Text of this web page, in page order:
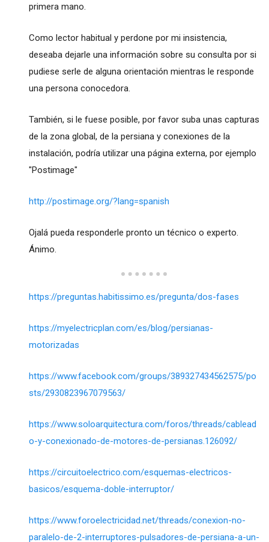
primera mano.
Como lector habitual y perdone por mi insistencia,
deseaba dejarle una información sobre su consulta por si
pudiese serle de alguna orientación mientras le responde
una persona conocedora.
También, si le fuese posible, por favor suba unas capturas
de la zona global, de la persiana y conexiones de la
instalación, podría utilizar una página externa, por ejemplo
"Postimage"
http://postimage.org/?lang=spanish
Ojalá pueda responderle pronto un técnico o experto.
Ánimo.
https://preguntas.habitissimo.es/pregunta/dos-fases
https://myelectricplan.com/es/blog/persianas-
motorizadas
https://www.facebook.com/groups/389327434562575/po
sts/2930823967079563/
https://www.soloarquitectura.com/foros/threads/cablead
o-y-conexionado-de-motores-de-persianas.126092/
https://circuitoelectrico.com/esquemas-electricos-
basicos/esquema-doble-interruptor/
https://www.foroelectricidad.net/threads/conexion-no-
paralelo-de-2-interruptores-pulsadores-de-persiana-a-un-